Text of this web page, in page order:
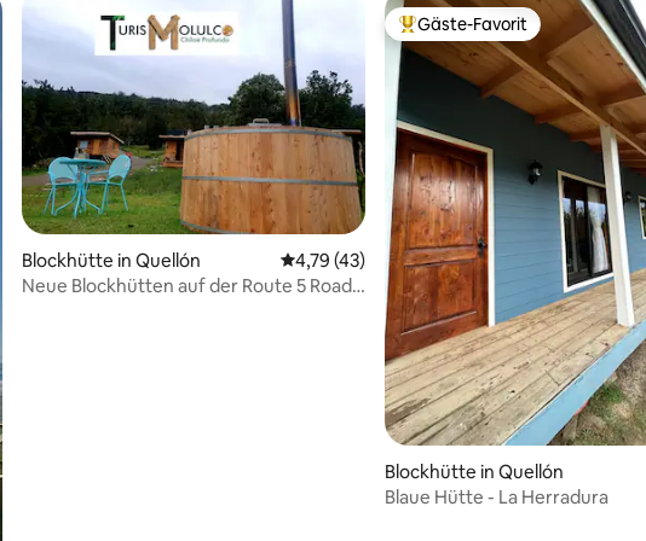
Blockhütte in Quellón Durchschnittliche Bewertung: 4,79 von 5,
4,79 (43)
Neue Blockhütten auf der Route 5 Road
Beliebter Gäste-Favorit.
Gäste-Favorit
Blockhütte in Quellón
Blaue Hütte - La Herradura